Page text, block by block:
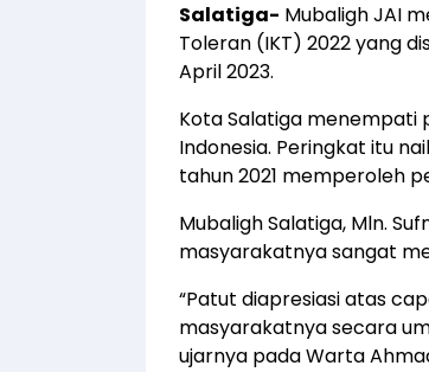
Salatiga- Mubaligh JAI
Toleran (IKT) 2022 yang
April 2023.
Kota Salatiga menempati
Indonesia. Peringkat itu
tahun 2021 memperoleh
Mubaligh Salatiga, Mln.
masyarakatnya sangat
“Patut diapresiasi atas
masyarakatnya secara
ujarnya pada Warta